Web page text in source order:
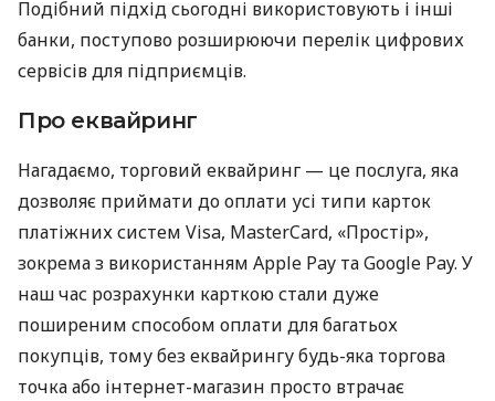
Подібний підхід сьогодні використовують і інші
банки, поступово розширюючи перелік цифрових
сервісів для підприємців.
Про еквайринг
Нагадаємо, торговий еквайринг — це послуга, яка
дозволяє приймати до оплати усі типи карток
платіжних систем Visa, MasterCard, «Простір»,
зокрема з використанням Apple Pay та Google Pay. У
наш час розрахунки карткою стали дуже
поширеним способом оплати для багатьох
покупців, тому без еквайрингу будь-яка торгова
точка або інтернет-магазин просто втрачає